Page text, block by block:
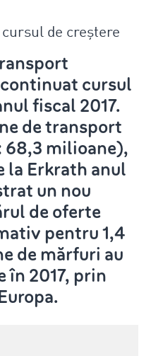
de creștere
cursul
fiscal 2017.
de transport
68,3 milioane),
la Erkrath anul
un nou
de oferte
pentru 1,4
de mărfuri au
în 2017, prin